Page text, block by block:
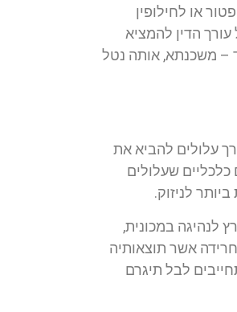
או לחילופין
הדין להמציא
– משכנתא, אותה נטל
עלולים להביא את
שעלולים
לניזוק.
לנהיגה במכונית,
אשר תוצאותיה
לבל תיגרם